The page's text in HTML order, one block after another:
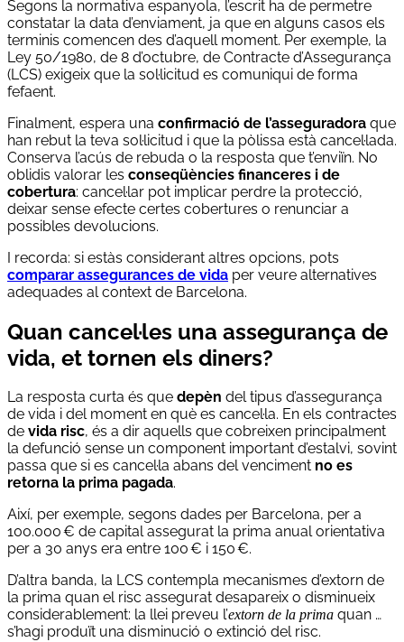
Segons la normativa espanyola, l’escrit ha de permetre
constatar la data d’enviament, ja que en alguns casos els
terminis comencen des d’aquell moment. Per exemple, la
Ley 50/1980, de 8 d’octubre, de Contracte d’Assegurança
(LCS) exigeix que la sol·licitud es comuniqui de forma
fefaent.
Finalment, espera una confirmació de l’asseguradora que
han rebut la teva sol·licitud i que la pòlissa està cancel·lada.
Conserva l’acús de rebuda o la resposta que t’enviïn. No
oblidis valorar les conseqüències financeres i de
cobertura: cancel·lar pot implicar perdre la protecció,
deixar sense efecte certes cobertures o renunciar a
possibles devolucions.
I recorda: si estàs considerant altres opcions, pots
comparar assegurances de vida per veure alternatives
adequades al context de Barcelona.
Quan cancel·les una assegurança de
vida, et tornen els diners?
La resposta curta és que depèn del tipus d’assegurança
de vida i del moment en què es cancel·la. En els contractes
de vida risc, és a dir aquells que cobreixen principalment
la defunció sense un component important d’estalvi, sovint
passa que si es cancel·la abans del venciment no es
retorna la prima pagada.
Així, per exemple, segons dades per Barcelona, per a
100.000 € de capital assegurat la prima anual orientativa
per a 30 anys era entre 100 € i 150 €.
D’altra banda, la LCS contempla mecanismes d’extorn de
la prima quan el risc assegurat desapareix o disminueix
considerablement: la llei preveu l’extorn de la prima quan …
s’hagi produït una disminució o extinció del risc.